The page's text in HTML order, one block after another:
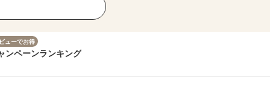
ューでお得
ンペーンランキング